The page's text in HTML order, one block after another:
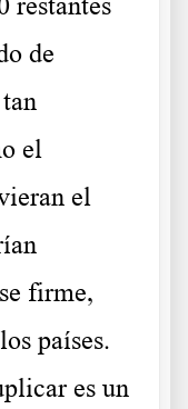
restantes
de
el
el
firme,
países.
es un